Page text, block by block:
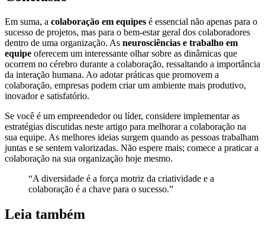
Em suma, a colaboração em equipes é essencial não apenas para o
sucesso de projetos, mas para o bem-estar geral dos colaboradores
dentro de uma organização. As neurosciências e trabalho em
equipe oferecem um interessante olhar sobre as dinâmicas que
ocorrem no cérebro durante a colaboração, ressaltando a importância
da interação humana. Ao adotar práticas que promovem a
colaboração, empresas podem criar um ambiente mais produtivo,
inovador e satisfatório.
Se você é um empreendedor ou líder, considere implementar as
estratégias discutidas neste artigo para melhorar a colaboração na
sua equipe. As melhores ideias surgem quando as pessoas trabalham
juntas e se sentem valorizadas. Não espere mais; comece a praticar a
colaboração na sua organização hoje mesmo.
“A diversidade é a força motriz da criatividade e a
colaboração é a chave para o sucesso.”
Leia também